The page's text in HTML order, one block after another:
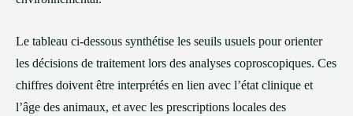
Le tableau ci-dessous synthétise les seuils usuels pour orienter
les décisions de traitement lors des analyses coproscopiques. Ces
chiffres doivent être interprétés en lien avec l’état clinique et
l’âge des animaux, et avec les prescriptions locales des